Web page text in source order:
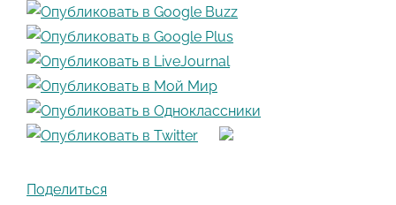
Поделиться